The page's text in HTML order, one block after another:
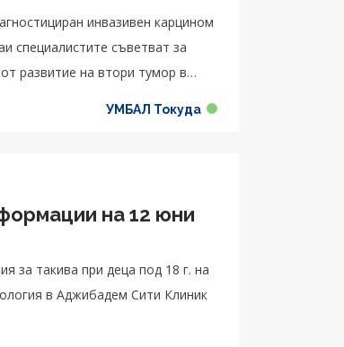
инвазивен карцином
специалистите съветват за
развитие на втори тумор в
УМБАЛ Токуда
на 12 юни
за такива при деца под 18 г. на
в Аджибадем Сити Клиник